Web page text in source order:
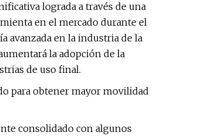
lograda a través de una
en el mercado durante el
avanzada en la industria de la
la adopción de la
de uso final.
para obtener mayor movilidad
consolidado con algunos